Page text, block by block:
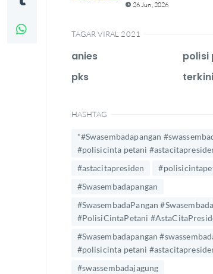
26 Jun, 2026
TAGAR VIRAL 2021
anies
pks
polisi
terkini
HASHTAG
*#Swasembadapangan
#polisicinta petani
#astacitapresiden
#Swasembadapangan
#SwasembadaPangan
#PolisiCintaPetani
#Swasembadapangan
#polisicinta petani
#swassembadajagung